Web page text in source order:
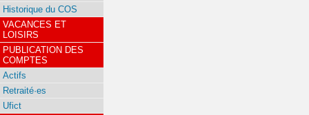
Historique du COS
VACANCES ET
LOISIRS
PUBLICATION DES
COMPTES
Actifs
Retraité·es
Ufict